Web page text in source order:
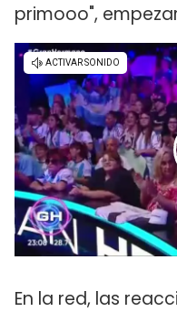
primooo",
En la red, las